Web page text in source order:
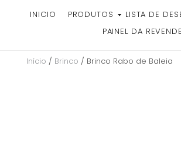
INICIO PRODUTOS LISTA DE
PAINEL DA
Início / Brinco / Brinco Rabo de Baleia